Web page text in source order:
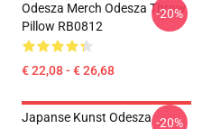
Odesza Merch Odesza Throw
Pillow RB0812
€ 22,08 - € 26,68
-20%
Japanse Kunst Odesza -20%